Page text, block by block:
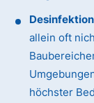
allein oft
höchster